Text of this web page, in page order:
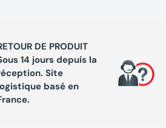
DE PRODUIT
14 jours depuis la
Site
basé en